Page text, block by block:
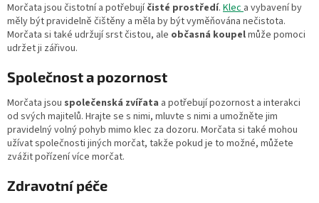
Morčata jsou čistotní a potřebujíčisté prostředí. Kleca vybavení by
měly být pravidelně čištěny a měla by být vyměňována nečistota.
Morčata si také udržují srst čistou, ale občasná koupelmůže pomoci
udržet ji zářivou.
Společnost a pozornost
Morčata jsou společenská zvířata a potřebují pozornost a interakci
od svých majitelů. Hrajte se s nimi, mluvte s nimi a umožněte jim
pravidelný volný pohyb mimo klec za dozoru. Morčata si také mohou
užívat společnosti jiných morčat, takže pokud je to možné, můžete
zvážit pořízení více morčat.
Zdravotní péče